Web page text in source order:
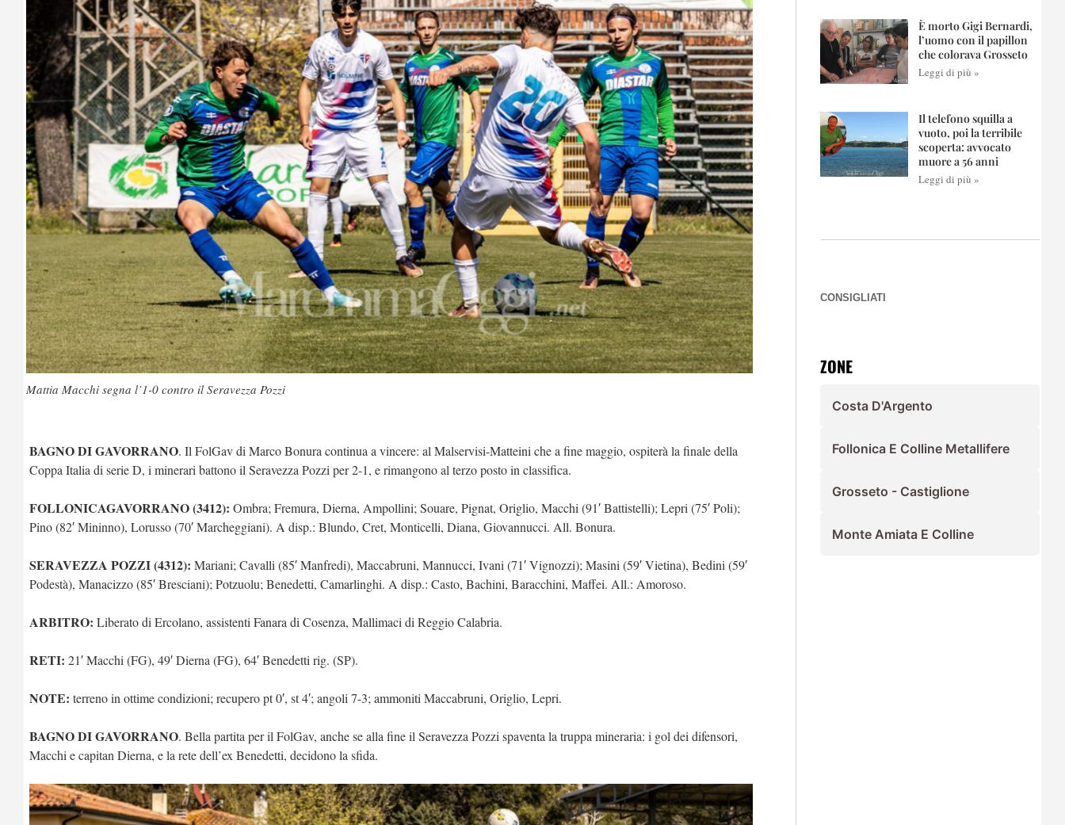
Mattia Macchi segna l’1-0 contro il Seravezza Pozzi
BAGNO DI GAVORRANO. Il FolGav di Marco Bonura continua a vincere: al Malservisi-Matteini che a fine maggio, ospiterà la finale della
Coppa Italia di serie D, i minerari battono il Seravezza Pozzi per 2-1, e rimangono al terzo posto in classifica.
FOLLONICAGAVORRANO (3412): Ombra; Fremura, Dierna, Ampollini; Souare, Pignat, Origlio, Macchi (91′ Battistelli); Lepri (75′ Poli);
Pino (82′ Mininno), Lorusso (70′ Marcheggiani). A disp.: Blundo, Cret, Monticelli, Diana, Giovannucci. All. Bonura.
SERAVEZZA POZZI (4312): Mariani; Cavalli (85′ Manfredi), Maccabruni, Mannucci, Ivani (71′ Vignozzi); Masini (59′ Vietina), Bedini (59′
Podestà), Manacizzo (85′ Bresciani); Potzuolu; Benedetti, Camarlinghi. A disp.: Casto, Bachini, Baracchini, Maffei. All.: Amoroso.
ARBITRO: Liberato di Ercolano, assistenti Fanara di Cosenza, Mallimaci di Reggio Calabria.
RETI: 21′ Macchi (FG), 49′ Dierna (FG), 64′ Benedetti rig. (SP).
NOTE: terreno in ottime condizioni; recupero pt 0′, st 4′; angoli 7-3; ammoniti Maccabruni, Origlio, Lepri.
BAGNO DI GAVORRANO. Bella partita per il FolGav, anche se alla fine il Seravezza Pozzi spaventa la truppa mineraria: i gol dei difensori,
Macchi e capitan Dierna, e la rete dell’ex Benedetti, decidono la sfida.
È morto Gigi Bernardi,
l’uomo con il papillon
che colorava Grosseto
Leggi di più »
Il telefono squilla a
vuoto, poi la terribile
scoperta: avvocato
muore a 56 anni
Leggi di più »
CONSIGLIATI
ZONE
Costa D'Argento
Follonica E Colline Metallifere
Grosseto - Castiglione
Monte Amiata E Colline